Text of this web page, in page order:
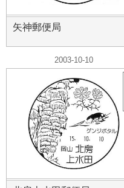
矢神郵便局
2003-10-10